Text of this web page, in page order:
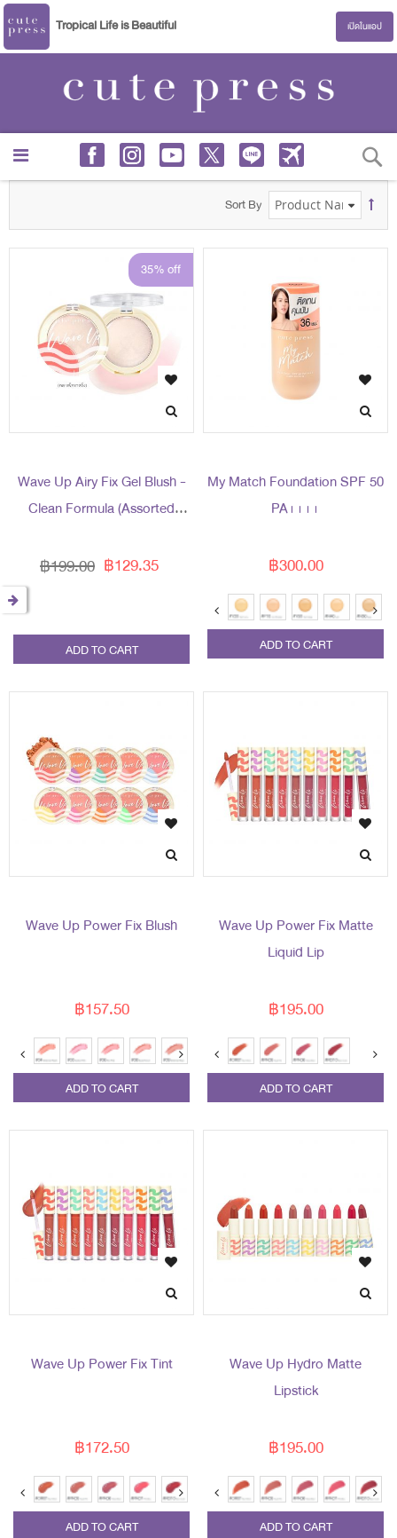
Tropical Life is Beautiful เปิดในแอป
Sort By
35% off
Wave Up Airy Fix Gel Blush -
Clean Formula (Assorted
฿129.35
฿199.00
ADD TO CART
My Match Foundation SPF 50
PA++++
฿300.00
ADD TO CART
Wave Up Power Fix Blush
฿157.50
ADD TO CART
Wave Up Power Fix Matte
Liquid Lip
฿195.00
ADD TO CART
Wave Up Power Fix Tint
฿172.50
ADD TO CART
Wave Up Hydro Matte
Lipstick
฿195.00
ADD TO CART